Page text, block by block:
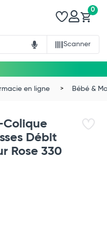
Scanner
0
en ligne Bébé &
Colique
Débit
Rose 330